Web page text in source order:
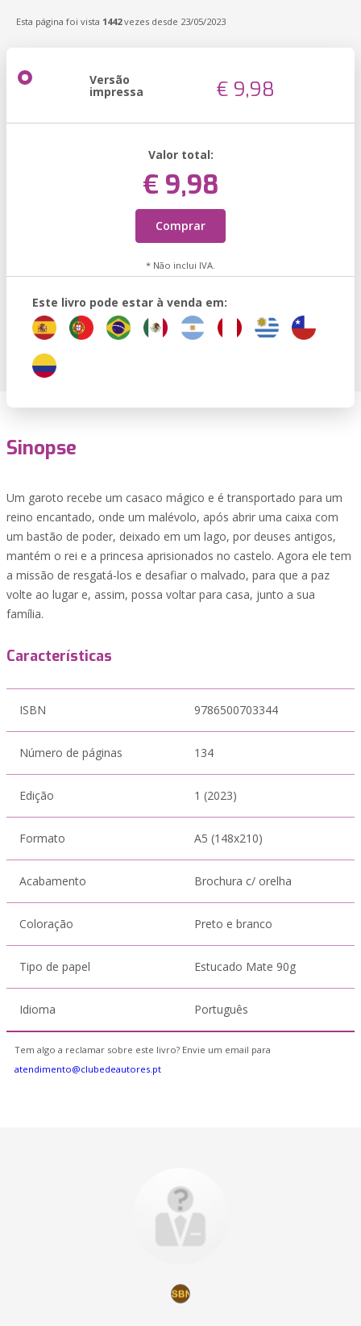
Esta página foi vista 1442vezes desde 23/05/2023
Versão
impressa € 9,98
Valor total:
€ 9,98
Comprar
* Não inclui IVA.
Este livro pode estar à venda em:
Sinopse
Um garoto recebe um casaco mágico e é transportado para um
reino encantado, onde um malévolo, após abrir uma caixa com
um bastão de poder, deixado em um lago, por deuses antigos,
mantém o rei e a princesa aprisionados no castelo. Agora ele tem
a missão de resgatá-los e desafiar o malvado, para que a paz
volte ao lugar e, assim, possa voltar para casa, junto a sua
família.
Características
ISBN 9786500703344
Número de páginas 134
Edição 1 (2023)
Formato A5 (148x210)
Acabamento Brochura c/ orelha
Coloração Preto e branco
Tipo de papel Estucado Mate 90g
Idioma Português
Tem algo a reclamar sobre este livro? Envie um email para
atendimento@clubedeautores.pt